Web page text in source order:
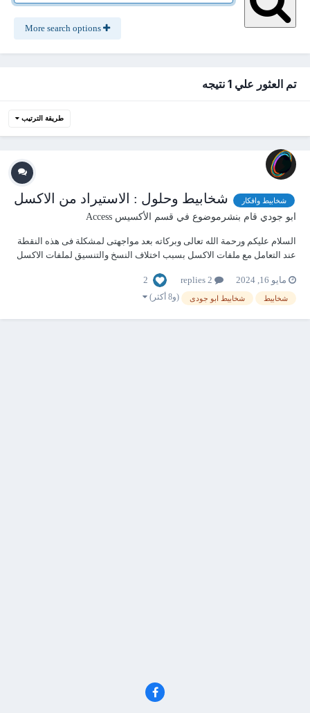
تم العثور علي 1 نتيجه
طريقة الترتيب
شخابيط وافكار شخابيط وحلول : الاستيراد من الاكسل
ابو جودي قام بنشرموضوع في قسم الأكسيس Access
السلام عليكم ورحمة الله تعالى وبركاته بعد مواجهتى لمشكلة فى هذه النقطة
عند التعامل مع ملفات الاكسل بسبب اختلاف النسخ والتنسيق لملفات الاكسل
الخطوات 1- انشاء وحدة نمطية عامة ليسهل استدعاء الدوال منها فى شتى
زوايا التطبيق...
مايو 16, 2024 2
شخابيط شخابيط ابو جودى (و8 أكثر)